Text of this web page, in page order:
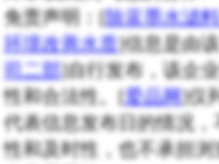
免责声明：[除蓝墨水滤
环境改善水质]信息是由
司二部]自行发布，该企
性和合法性。[爱品网]仅
代表信息发布日的情况
性和及时性，也不承担